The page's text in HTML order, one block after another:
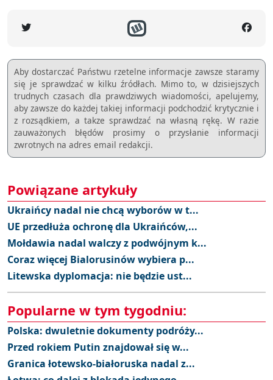
Aby dostarczać Państwu rzetelne informacje zawsze staramy
się je sprawdzać w kilku źródłach. Mimo to, w dzisiejszych
trudnych czasach dla prawdziwych wiadomości, apelujemy,
aby zawsze do każdej takiej informacji podchodzić krytycznie i
z rozsądkiem, a takze sprawdzać na własną rękę. W razie
zauważonych błędów prosimy o przysłanie informacji
zwrotnych na adres email redakcji.
Powiązane artykuły
Ukraińcy nadal nie chcą wyborów w t...
UE przedłuża ochronę dla Ukraińców,...
Mołdawia nadal walczy z podwójnym k...
Coraz więcej Bialorusinów wybiera p...
Litewska dyplomacja: nie będzie ust...
Popularne w tym tygodniu:
Polska: dwuletnie dokumenty podróży...
Przed rokiem Putin znajdował się w...
Granica łotewsko-białoruska nadal z...